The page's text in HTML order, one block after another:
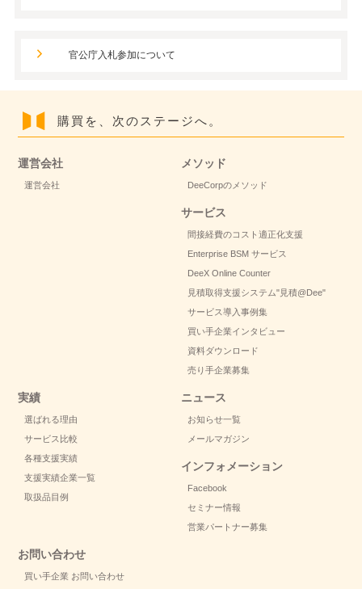
官公庁入札参加について
購買を、次のステージへ。
運営会社
運営会社
メソッド
DeeCorpのメソッド
サービス
間接経費のコスト適正化支援
Enterprise BSM サービス
DeeX Online Counter
見積取得支援システム"見積@Dee"
サービス導入事例集
買い手企業インタビュー
資料ダウンロード
売り手企業募集
実績
選ばれる理由
サービス比較
各種支援実績
支援実績企業一覧
取扱品目例
ニュース
お知らせ一覧
メールマガジン
インフォメーション
Facebook
セミナー情報
営業パートナー募集
お問い合わせ
買い手企業 お問い合わせ